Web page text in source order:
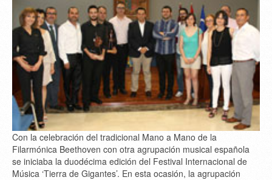
Con la celebración del tradicional Mano a Mano de la
Filarmónica Beethoven con otra agrupación musical española
se iniciaba la duodécima edición del Festival Internacional de
Música ‘Tierra de Gigantes’. En esta ocasión, la agrupación